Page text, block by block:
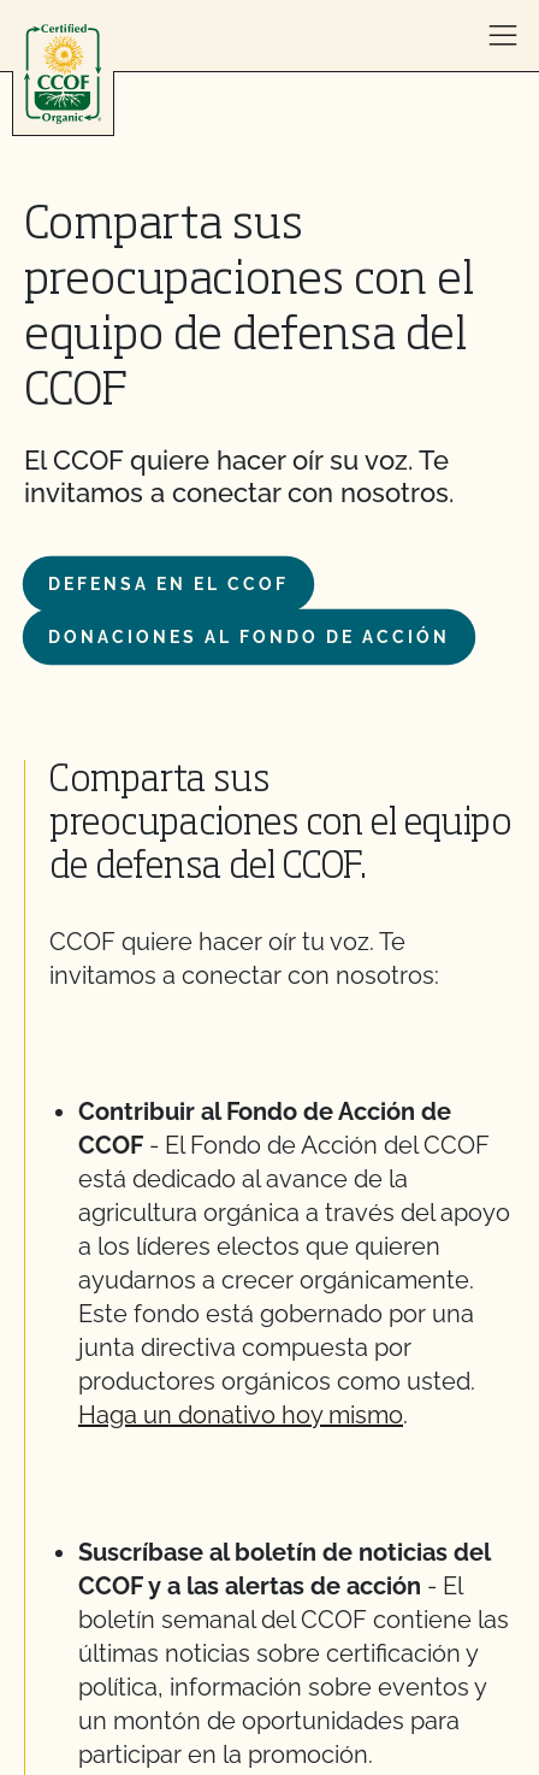
Comparta sus
preocupaciones con el
equipo de defensa del
CCOF
El CCOF quiere hacer oír su voz. Te
invitamos a conectar con nosotros.
DEFENSA EN EL CCOF
DONACIONES AL FONDO DE ACCIÓN
Comparta sus
preocupaciones con el equipo
de defensa del CCOF.
CCOF quiere hacer oír tu voz. Te
invitamos a conectar con nosotros:
Contribuir al Fondo de Acción de
CCOF - El Fondo de Acción del CCOF
está dedicado al avance de la
agricultura orgánica a través del apoyo
a los líderes electos que quieren
ayudarnos a crecer orgánicamente.
Este fondo está gobernado por una
junta directiva compuesta por
productores orgánicos como usted.
Haga un donativo hoy mismo.
Suscríbase al boletín de noticias del
CCOF y a las alertas de acción - El
boletín semanal del CCOF contiene las
últimas noticias sobre certificación y
política, información sobre eventos y
un montón de oportunidades para
participar en la promoción.